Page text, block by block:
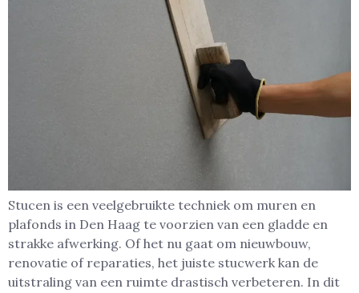
Stucen is een veelgebruikte techniek om muren en
plafonds in Den Haag te voorzien van een gladde en
strakke afwerking. Of het nu gaat om nieuwbouw,
renovatie of reparaties, het juiste stucwerk kan de
uitstraling van een ruimte drastisch verbeteren. In dit